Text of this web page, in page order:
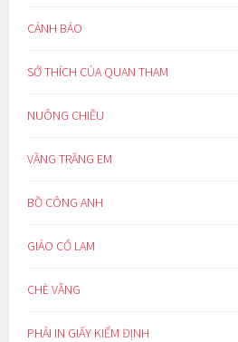
CẢNH BÁO
SỞ THÍCH CỦA QUAN THAM
NUÔNG CHIỀU
VẦNG TRĂNG EM
BỒ CÔNG ANH
GIẢO CỔ LAM
CHÈ VẰNG
PHẢI IN GIẤY KIỂM ĐỊNH